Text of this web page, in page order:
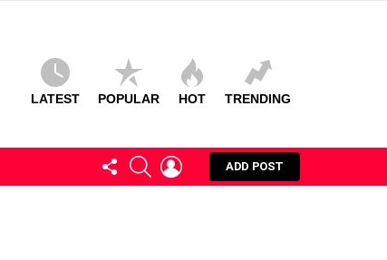
LATEST POPULAR HOT TRENDING
FOLLOW
US
SEARCHLOGIN
ADD POST